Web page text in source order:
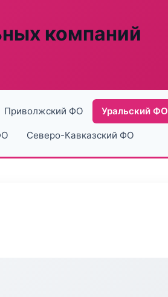
компаний
Приволжский ФО Уральский ФО
Северо-Кавказский ФО